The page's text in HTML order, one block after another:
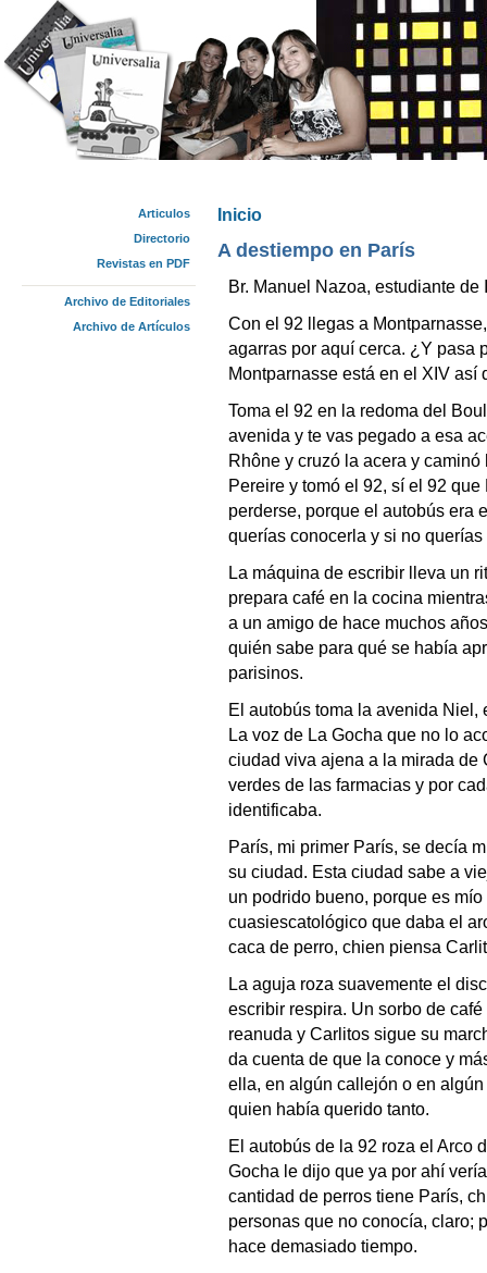
Inicio
A destiempo en París
Br. Manuel Nazoa, estudiante de
Con el 92 llegas a
agarras por aquí cerca. ¿Y pasa
Montparnasse está en el XIV
Toma el 92 en la redoma del
avenida y te vas pegado a esa
Rhône y cruzó la acera y
Pereire y tomó el 92, sí el 92
perderse, porque el autobús era
querías conocerla y si no
La máquina de escribir lleva un
prepara café en la cocina
a un amigo de hace muchos
quién sabe para qué se había
parisinos.
El autobús toma la avenida Niel,
La voz de La Gocha que no lo
ciudad viva ajena a la mirada de
verdes de las farmacias y por
identificaba.
París, mi primer París, se decía
su ciudad. Esta ciudad sabe a
un podrido bueno, porque es
cuasiescatológico que daba el
caca de perro, chien piensa
La aguja roza suavemente el
escribir respira. Un sorbo de
reanuda y Carlitos sigue su
da cuenta de que la conoce y
ella, en algún callejón o en
quien había querido tanto.
El autobús de la 92 roza el Arco
Gocha le dijo que ya por ahí
cantidad de perros tiene París,
personas que no conocía, claro;
hace demasiado tiempo.
Articulos
Directorio
Revistas en PDF
Archivo de Editoriales
Archivo de Artículos